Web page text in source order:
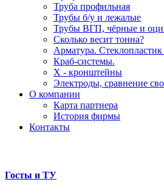
Труба профильная
Трубы б/у и лежалые
Трубы ВГП, чёрные и
Сколько весит тонна?
Арматура.
Краб-системы.
Х - кронштейны
Электроды, сравнение
О компании
Карта партнера
История фирмы
Контакты
Госты и ТУ